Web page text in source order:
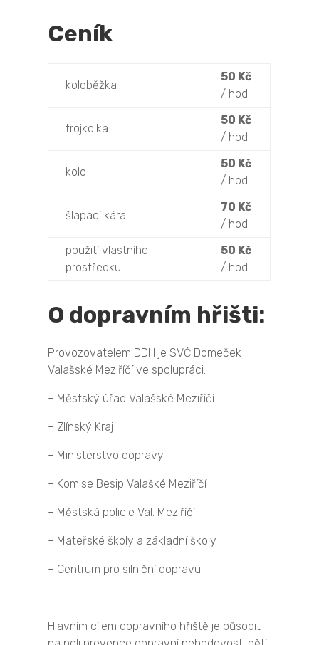
Ceník
koloběžka
50 Kč
/ hod
trojkolka
50 Kč
/ hod
kolo
50 Kč
/ hod
šlapací kára
70 Kč
/ hod
použití vlastního
prostředku
50 Kč
/ hod
O dopravním hřišti:
Provozovatelem DDH je SVČ Domeček
Valašské Meziříčí ve spolupráci:
– Městský úřad Valašské Meziříčí
– Zlínský Kraj
– Ministerstvo dopravy
– Komise Besip Valašké Meziříčí
– Městská policie Val. Meziříčí
– Mateřské školy a základní školy
– Centrum pro silniční dopravu
Hlavním cílem dopravního hřiště je působit